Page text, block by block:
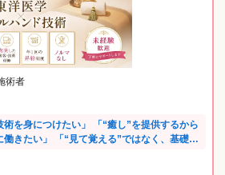
術者
術を身につけたい」 「“癒し”を提供するから
きたい」 「“見て覚える”ではなく、基礎か
す。 入社後すぐに始まるの